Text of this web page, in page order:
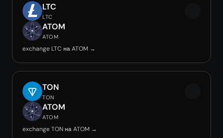
LTC
LTC
ATOM
ATOM
exchange LTC на ATOM →
TON
TON
ATOM
ATOM
exchange TON на ATOM →